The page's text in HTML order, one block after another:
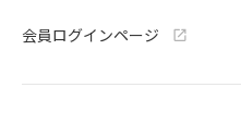
会員ログインページ